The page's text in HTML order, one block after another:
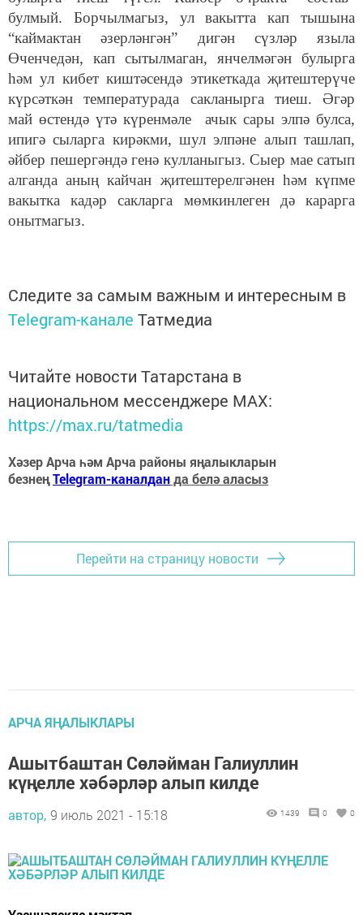
булмый. Борчылмагыз, ул вакытта кап тышына
“каймактан әзерләнгән” дигән сүзләр языла
Өченчедән, кап сытылмаган, янчелмәгән булырга
һәм ул кибет киштәсендә этикеткада җитештерүче
күрсәткән температурада сакланырга тиеш. Әгәр
май өстендә үтә күренмәле ачык сары элпә булса,
ипигә сыларга кирәкми, шул элпәне алып ташлап,
әйбер пешергәндә генә кулланыгыз. Сыер мае сатып
алганда аның кайчан җитештерелгәнен һәм күпме
вакытка кадәр сакларга мөмкинлеген дә карарга
онытмагыз.
Следите за самым важным и интересным в
Telegram-канале Татмедиа
Читайте новости Татарстана в
национальном мессенджере MАХ:
https://max.ru/tatmedia
Хәзер Арча һәм Арча районы яңалыкларын
безнеңTelegram-каналданда белә аласыз
Перейти на страницу новости
АРЧА ЯҢАЛЫКЛАРЫ
Ашытбаштан Сөләйман Галиуллин
күңелле хәбәрләр алып килде
автор, 9 июль 2021 - 15:18 1439 0 0